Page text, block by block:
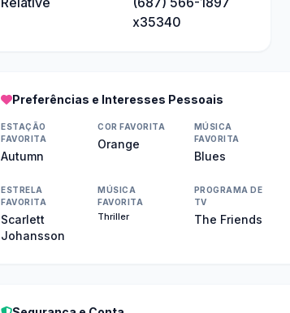
x35340
Preferências e Interesses Pessoais
ESTAÇÃO
FAVORITA
Autumn
COR FAVORITA
Orange
MÚSICA
FAVORITA
Blues
ESTRELA
FAVORITA
Scarlett
Johansson
MÚSICA
FAVORITA
Thriller
PROGRAMA DE
TV
The Friends